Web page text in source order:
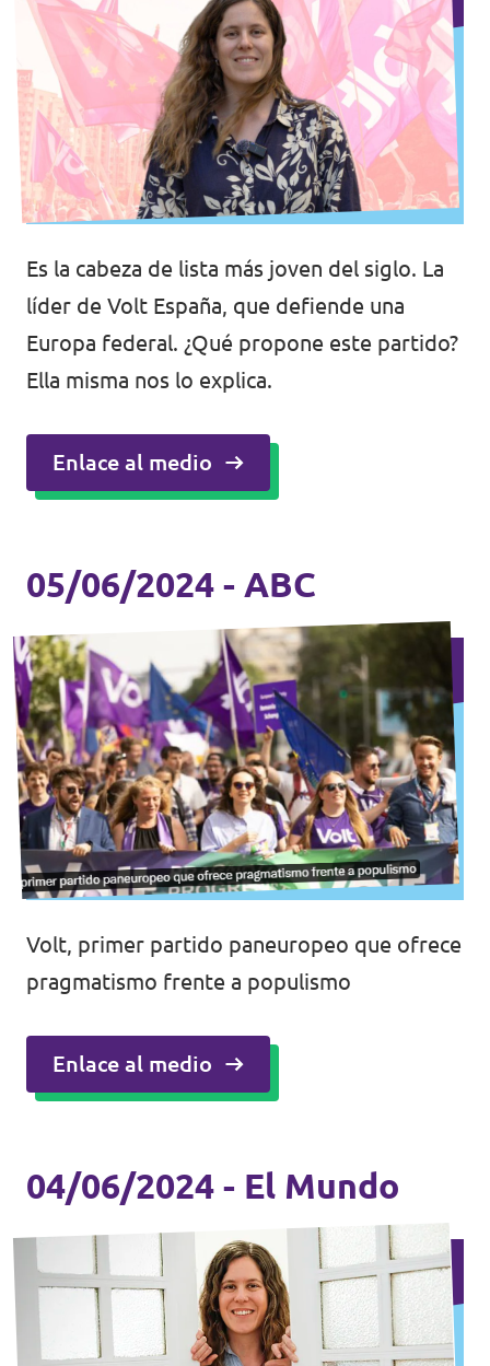
Es la cabeza de lista más joven del siglo. La
líder de Volt España, que defiende una
Europa federal. ¿Qué propone este partido?
Ella misma nos lo explica.
Enlace al medio
05/06/2024 - ABC
Volt, primer partido paneuropeo que ofrece
pragmatismo frente a populismo
Enlace al medio
04/06/2024 - El Mundo